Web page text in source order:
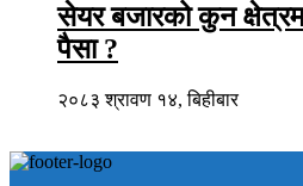
सेयर बजारको कुन
पैसा ?
२०८३ श्रावण १४, बिहीबार